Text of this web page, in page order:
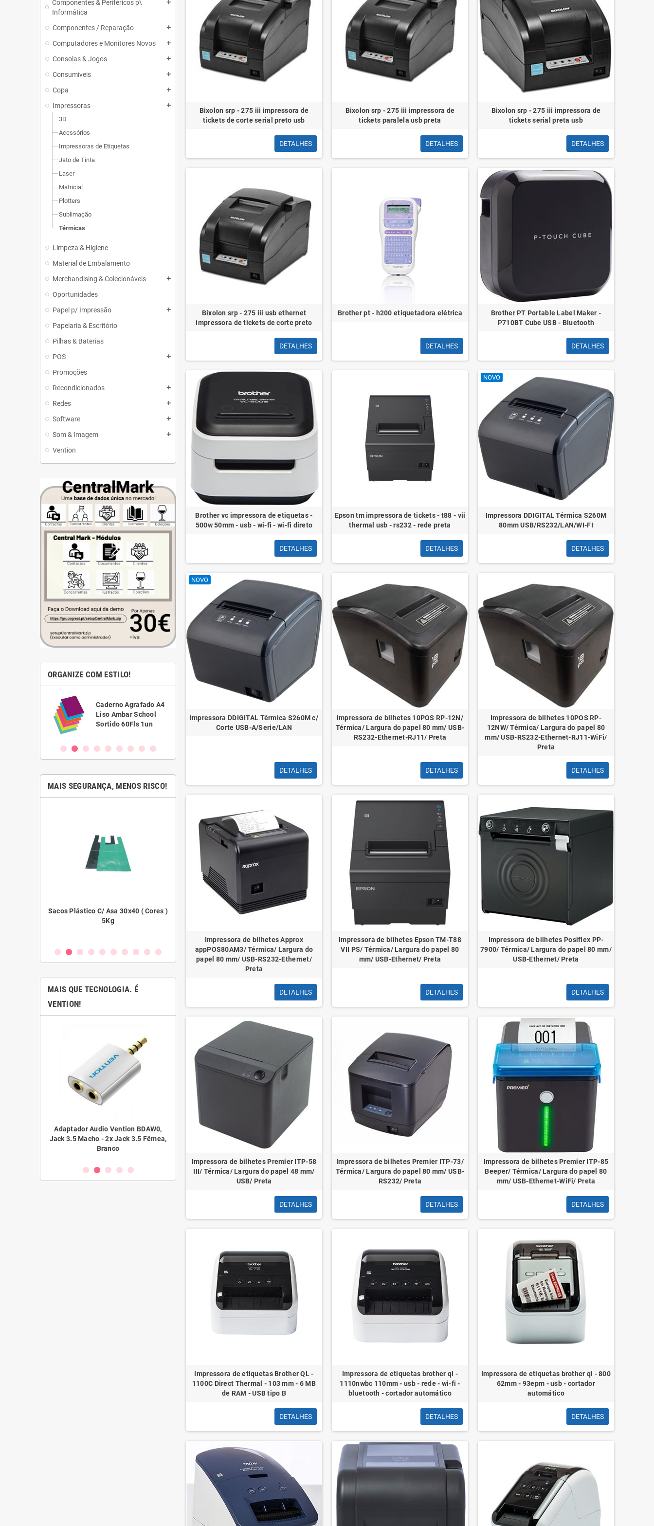
Componentes & Periféricos p\
Informática
add
Componentes / Reparação add
Computadores e Monitores Novos add
Consolas & Jogos add
Consumiveis add
Copa add
Impressoras add
3D
Acessórios
Impressoras de Etiquetas
Jato de Tinta
Laser
Matricial
Plotters
Sublimação
Térmicas
Limpeza & Higiene
Material de Embalamento
Merchandising & Colecionáveis
add
Oportunidades
Papel p/ Impressão
add
Papelaria & Escritório
Pilhas & Baterias
POS
add
Promoções
Recondicionados
add
Redes add
Software add
Som & Imagem add
Vention
ORGANIZE COM ESTILO!
Caderno Agrafado A4
Liso Ambar School
Sortido 60Fls 1un
Definitivo L80
340x250mm Kraft
Casio FX85SPCW
mais de 300 Funções
Papeleira 13L
Plástico Preto
Clips N 02 28mm
cx100 Coloridos
MAIS SEGURANÇA, MENOS RISCO!
Plástico C/ Asa 30x40 ( Cores )
Filme Extensível Preto
Rolo de Fita de Embrulho Apli
7mmx250m - Acabamento Brilhante -
Cortador Olfa NH-1 com trava de
catraca - Punho de borracha - Canal
Olfa Pacote de 10 lâminas de
reposição para cortadores Olfa SK-7
MAIS QUE TECNOLOGIA. É
VENTION!
Adaptador Audio Vention BDAW0,
3.5 Macho - 2x Jack 3.5 Fêmea,
Adaptador Audio Vention BDBW0,
Jack 3.5 Macho - 2x Jack 3.5 Fêmea,
Adaptador Audio Vention BGMHA/
Jack 3.5 Fêmea - USB-C Macho/
Adaptador Audio Vention BGWH0/
Jack 3.5 Fêmea - USB-C Macho/
Cabo HDMI 2.1 8K Vention ALGLI,
HDMI Macho - HDMI Macho, 3m, Azul
Bixolon srp - 275 iii impressora de
tickets de corte serial preto usb
DETALHES
Bixolon srp - 275 iii impressora de
tickets paralela usb preta
DETALHES
Bixolon srp - 275 iii impressora de
tickets serial preta usb
DETALHES
Bixolon srp - 275 iii usb ethernet
impressora de tickets de corte preto
DETALHES
Brother pt - h200 etiquetadora elétrica
DETALHES
Brother PT Portable Label Maker -
P710BT Cube USB - Bluetooth
DETALHES
Brother vc impressora de etiquetas -
500w 50mm - usb - wi-fi - wi-fi direto
DETALHES
Epson tm impressora de tickets - t88 - vii
thermal usb - rs232 - rede preta
DETALHES
NOVO
Impressora DDIGITAL Térmica S260M
80mm USB/RS232/LAN/WI-FI
DETALHES
NOVO
Impressora DDIGITAL Térmica S260M c/
Corte USB-A/Serie/LAN
DETALHES
Impressora de bilhetes 10POS RP-12N/
Térmica/ Largura do papel 80 mm/ USB-
RS232-Ethernet-RJ11/ Preta
DETALHES
Impressora de bilhetes 10POS RP-
12NW/ Térmica/ Largura do papel 80
mm/ USB-RS232-Ethernet-RJ11-WiFi/
Preta
DETALHES
Impressora de bilhetes Approx
appPOS80AM3/ Térmica/ Largura do
papel 80 mm/ USB-RS232-Ethernet/
Preta
DETALHES
Impressora de bilhetes Epson TM-T88
VII PS/ Térmica/ Largura do papel 80
mm/ USB-Ethernet/ Preta
DETALHES
Impressora de bilhetes Posiflex PP-
7900/ Térmica/ Largura do papel 80 mm/
USB-Ethernet/ Preta
DETALHES
Impressora de bilhetes Premier ITP-58
III/ Térmica/ Largura do papel 48 mm/
USB/ Preta
DETALHES
Impressora de bilhetes Premier ITP-73/
Térmica/ Largura do papel 80 mm/ USB-
RS232/ Preta
DETALHES
Impressora de bilhetes Premier ITP-85
Beeper/ Térmica/ Largura do papel 80
mm/ USB-Ethernet-WiFi/ Preta
DETALHES
Impressora de etiquetas Brother QL -
1100C Direct Thermal - 103 mm - 6 MB
de RAM - USB tipo B
DETALHES
Impressora de etiquetas brother ql -
1110nwbc 110mm - usb - rede - wi-fi -
bluetooth - cortador automático
DETALHES
Impressora de etiquetas brother ql - 800
62mm - 93epm - usb - cortador
automático
DETALHES